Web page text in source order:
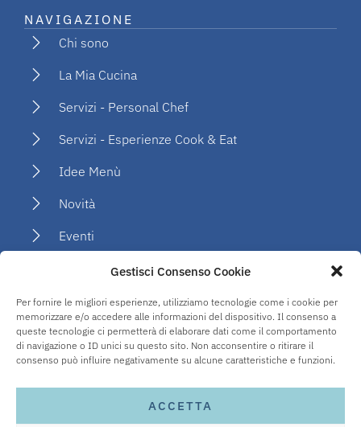
Gestisci Consenso Cookie
Per fornire le migliori esperienze, utilizziamo tecnologie come i cookie per
memorizzare e/o accedere alle informazioni del dispositivo. Il consenso a
queste tecnologie ci permetterà di elaborare dati come il comportamento
di navigazione o ID unici su questo sito. Non acconsentire o ritirare il
consenso può influire negativamente su alcune caratteristiche e funzioni.
ACCETTA
NAVIGAZIONE
Chi sono
La Mia Cucina
Servizi - Personal Chef
Servizi - Esperienze Cook & Eat
Idee Menù
Novità
Eventi
PRIVACY
Contattami
Privacy Policy